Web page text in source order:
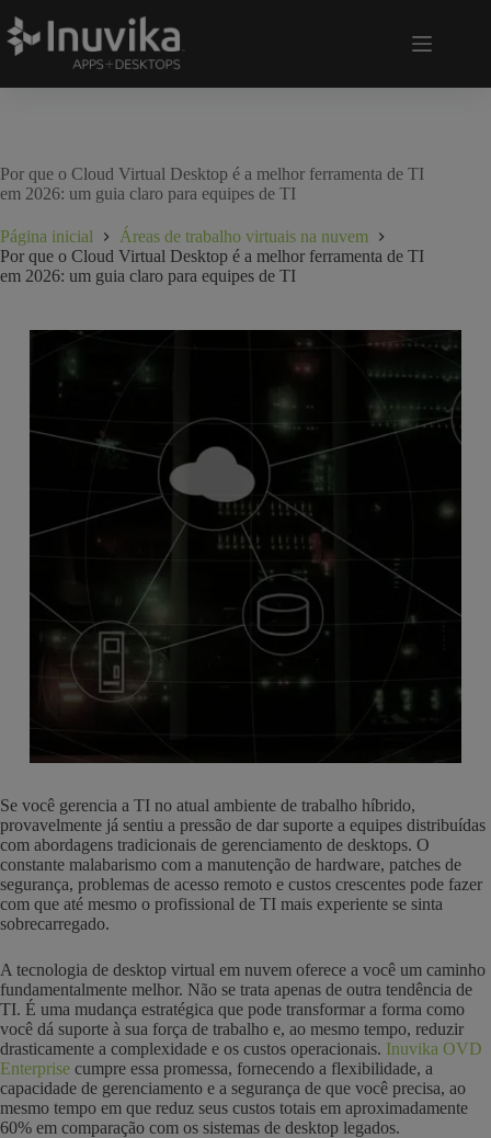
Por que o Cloud Virtual Desktop é a melhor ferramenta de TI
em 2026: um guia claro para equipes de TI
Página inicial
Áreas de trabalho virtuais na nuvem
Por que o Cloud Virtual Desktop é a melhor ferramenta de TI
em 2026: um guia claro para equipes de TI
Se você gerencia a TI no atual ambiente de trabalho híbrido,
provavelmente já sentiu a pressão de dar suporte a equipes distribuídas
com abordagens tradicionais de gerenciamento de desktops. O
constante malabarismo com a manutenção de hardware, patches de
segurança, problemas de acesso remoto e custos crescentes pode fazer
com que até mesmo o profissional de TI mais experiente se sinta
sobrecarregado.
A tecnologia de desktop virtual em nuvem oferece a você um caminho
fundamentalmente melhor. Não se trata apenas de outra tendência de
TI. É uma mudança estratégica que pode transformar a forma como
você dá suporte à sua força de trabalho e, ao mesmo tempo, reduzir
drasticamente a complexidade e os custos operacionais. Inuvika OVD
Enterprise cumpre essa promessa, fornecendo a flexibilidade, a
capacidade de gerenciamento e a segurança de que você precisa, ao
mesmo tempo em que reduz seus custos totais em aproximadamente
60% em comparação com os sistemas de desktop legados.